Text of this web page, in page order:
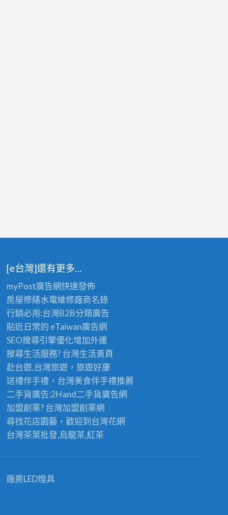
[e台灣]還有更多…
myPost廣告網快速發佈
房屋修繕水電維修廠商名錄
行銷必用:台灣B2B分類廣告
貼近日常的 eTaiwan廣告網
SEO搜尋引擎優化增加外連
搜尋生活服務? 台灣生活黃頁
赴台遊,台灣旅遊 ，旅遊好康
送禮伴手禮，台灣美食伴手禮推薦
二手貨廣告:2Hand二手貨廣告網
加盟創業? 台灣加盟創業網
尋找花店園藝，歡迎到台灣花網
台灣茶葉批發,烏龍茶,紅茶
廠房LED燈具